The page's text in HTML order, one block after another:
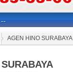
AGEN HINO SURABAYA